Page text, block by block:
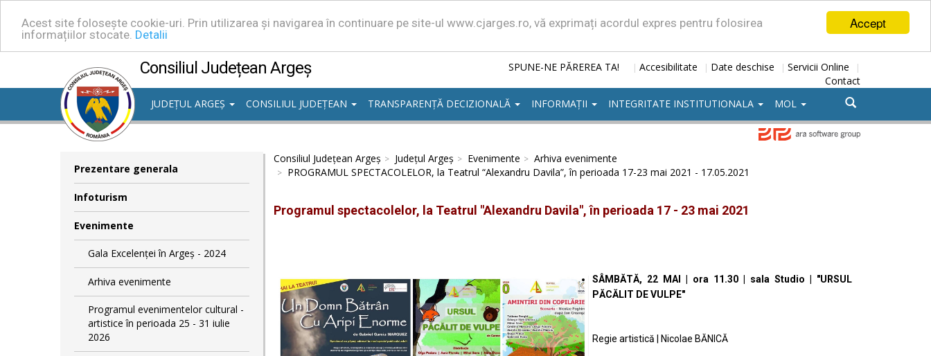
Accept
Acest site folosește cookie-uri. Prin utilizarea și navigarea în continuare pe site-ul www.cjarges.ro, vă exprimați acordul expres pentru folosirea
informațiilor stocate. Detalii
Consiliul Județean Argeș SPUNE-NE PĂREREA TA! | Accesibilitate | Date deschise | Servicii Online |
Contact
JUDEȚUL ARGEȘ
CONSILIUL JUDEȚEAN TRANSPARENȚĂ DECIZIONALĂ INFORMAȚII INTEGRITATE INSTITUTIONALA MOL
Prezentare generala
Infoturism
Evenimente
Gala Excelenței în Argeș - 2024
Arhiva evenimente
Programul evenimentelor cultural -
artistice în perioada 25 - 31 iulie
2026
Consiliul Județean Argeș Județul Argeș Evenimente
Arhiva evenimente
PROGRAMUL SPECTACOLELOR, la Teatrul “Alexandru Davila”, în perioada 17-23 mai 2021 - 17.05.2021
Programul spectacolelor, la Teatrul "Alexandru Davila", în perioada 17 - 23 mai 2021
SÂMBĂTĂ, 22 MAI | ora 11.30 | sala Studio | "URSUL
PĂCĂLIT DE VULPE"
Regie artistică | Nicolae BĂNICĂ